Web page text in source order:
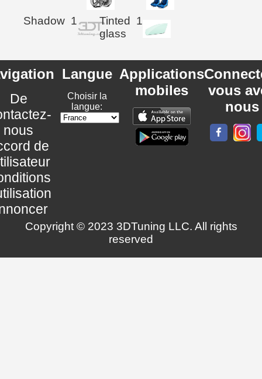
Shadow 1
Tinted
glass
1
De
nous
de
Langue
Choisir la
langue:
Applications
mobiles
vous
nous
Copyright © 2023 3DTuning LLC. All rights
reserved